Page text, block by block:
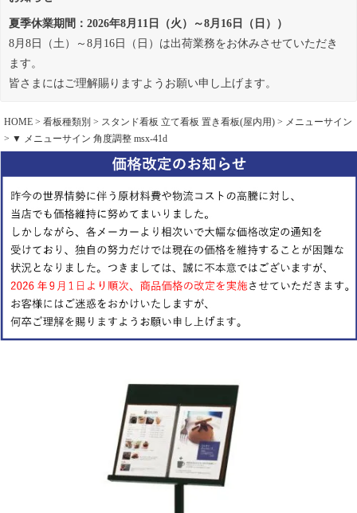
夏季休業期間：2026年8月11日（火）～8月16日（日））
8月8日（土）～8月16日（日）は出荷業務をお休みさせていただき
ます。
皆さまにはご理解賜りますようお願い申し上げます。
HOME 看板種類別 スタンド看板 立て看板 置き看板(屋内用)
メニューサイン
▼ メニューサイン 角度調整 msx-41d